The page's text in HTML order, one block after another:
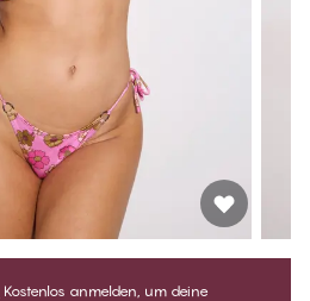
Kostenlos anmelden, um deine